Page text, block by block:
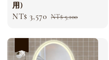
用)
Sale
NT$ 3,570 Regular
NT$ 5,100